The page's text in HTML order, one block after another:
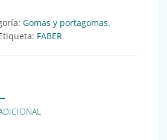
Gomas y portagomas.
FABER